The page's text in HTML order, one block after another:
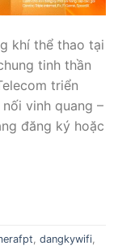
khí thể thao tại
tinh thần
triển
vinh quang –
đăng ký hoặc
dangkywifi